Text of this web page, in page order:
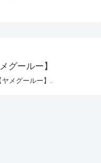
グールー】
メグールー】.